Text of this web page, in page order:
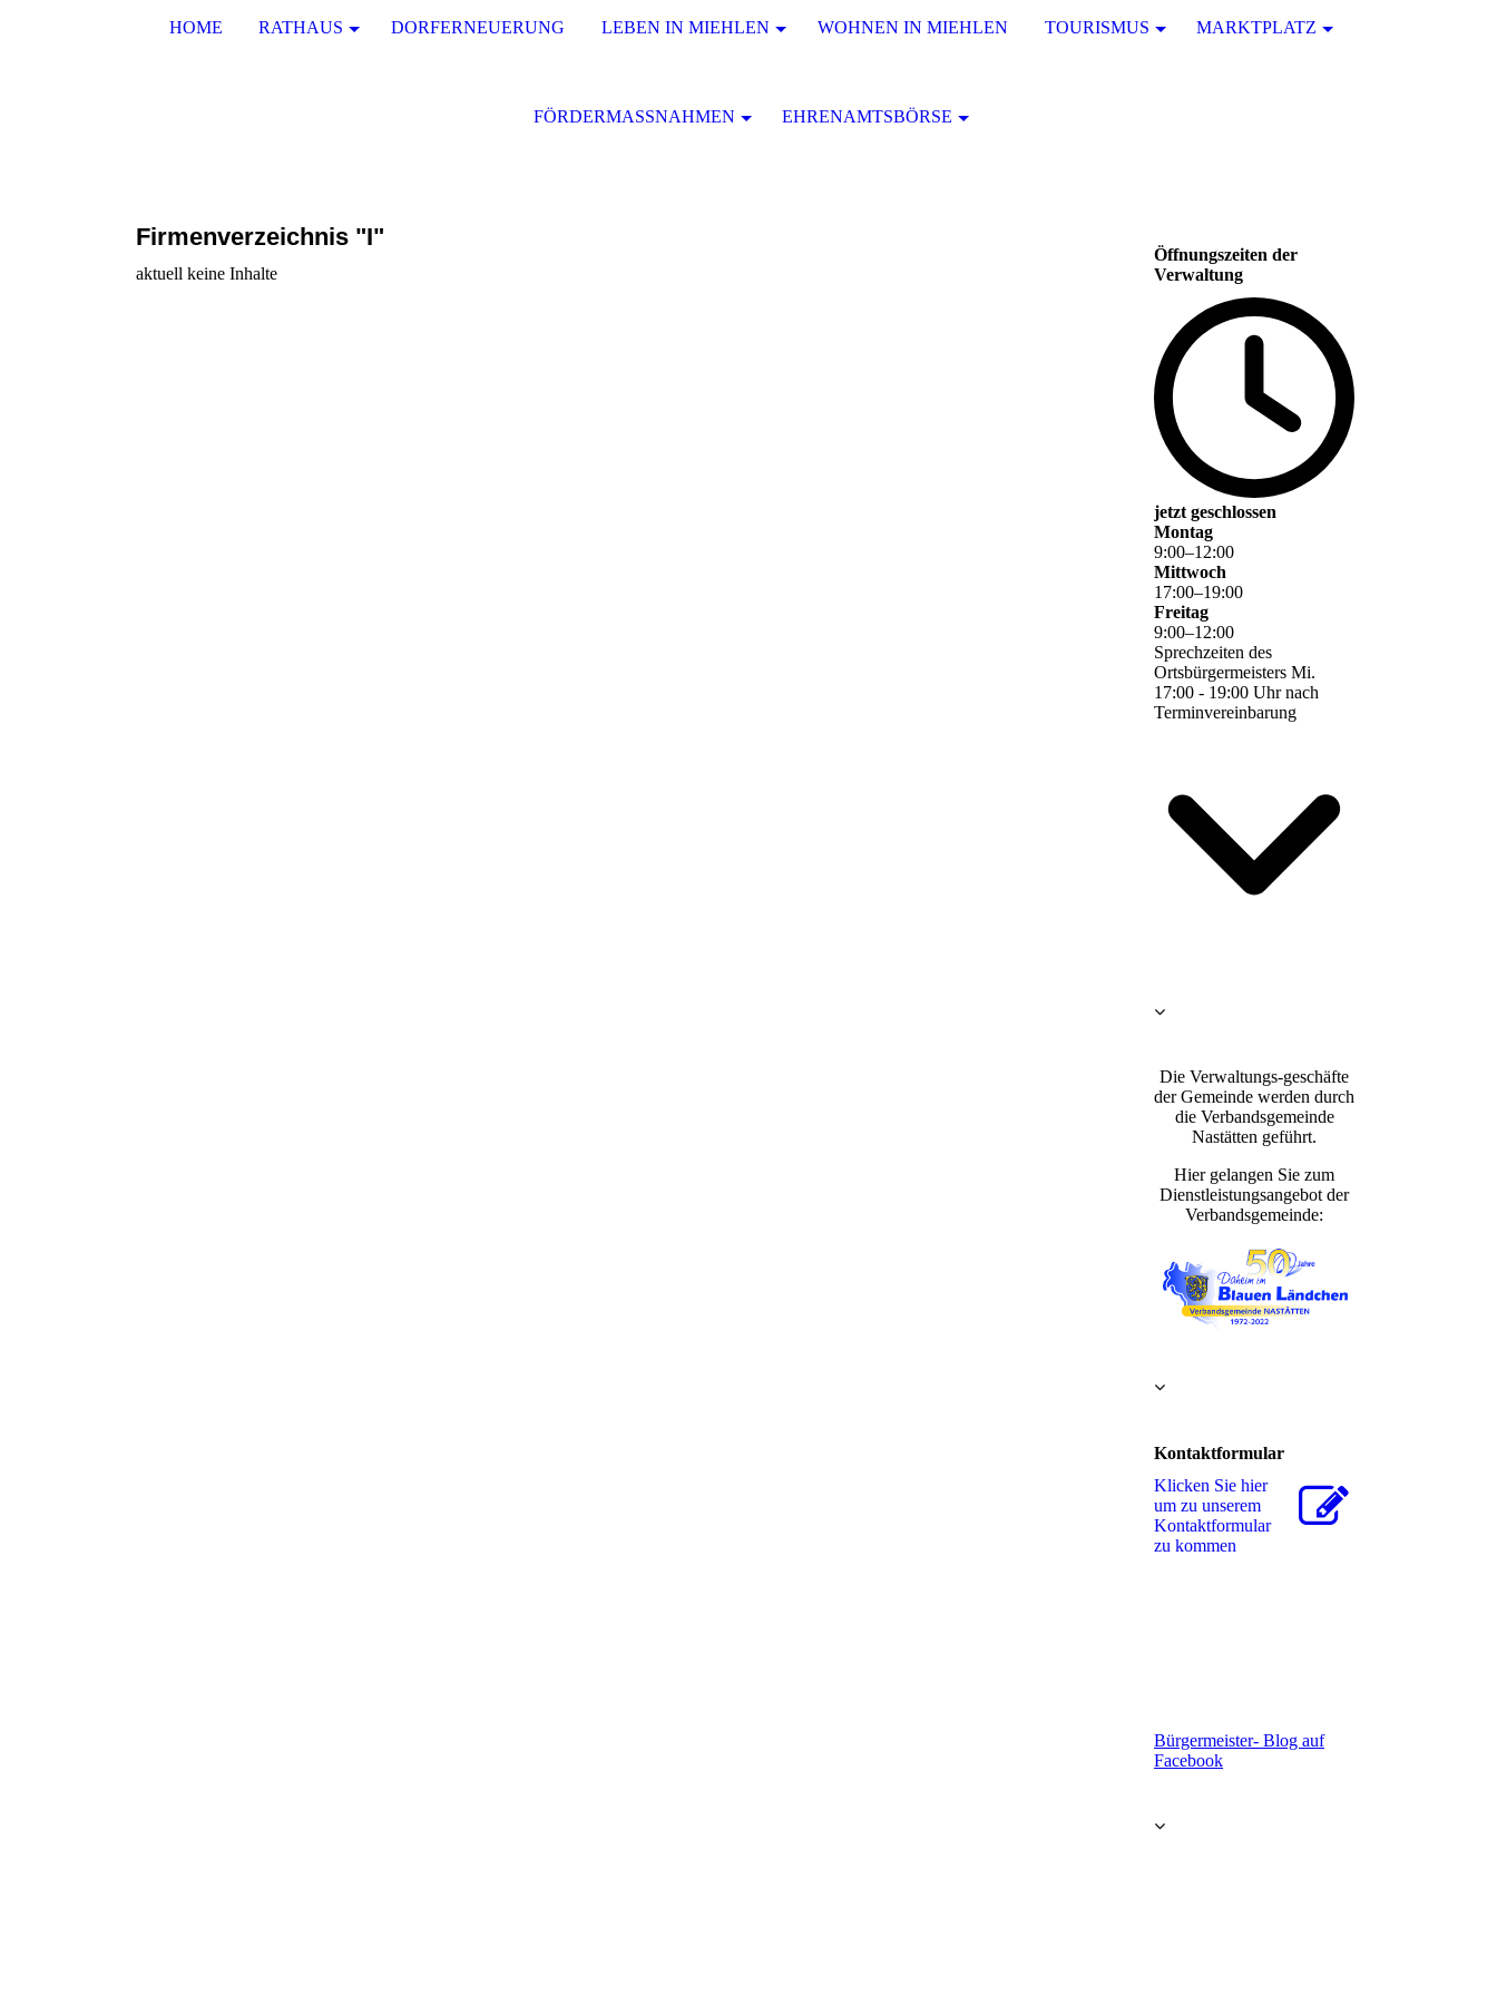
HOME RATHAUS DORFERNEUERUNG LEBEN IN MIEHLEN WOHNEN IN MIEHLEN TOURISMUS MARKTPLATZ
FÖRDERMASSNAHMEN EHRENAMTSBÖRSE
Firmenverzeichnis "I"
aktuell keine Inhalte
Öffnungszeiten der
Verwaltung
jetzt geschlossen
Montag
9:00–12:00
Mittwoch
17:00–19:00
Freitag
9:00–12:00
Sprechzeiten des
Ortsbürgermeisters Mi.
17:00 - 19:00 Uhr nach
Terminvereinbarung
Die Verwaltungs-geschäfte
der Gemeinde werden durch
die Verbandsgemeinde
Nastätten geführt.
Hier gelangen Sie zum
Dienstleistungsangebot der
Verbandsgemeinde:
Kontaktformular
Klicken Sie hier
um zu unserem
Kon­takt­for­mu­lar
zu kommen
Bürgermeister- Blog auf
Facebook